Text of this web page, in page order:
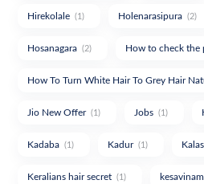
Hirekolale (1) Holenarasipura (2)
Hosanagara (2) How to check the
How To Turn White Hair To Grey Hair
Jio New Offer (1) Jobs (1)
Kadaba (1) Kadur (1)
Keralians hair secret (1)